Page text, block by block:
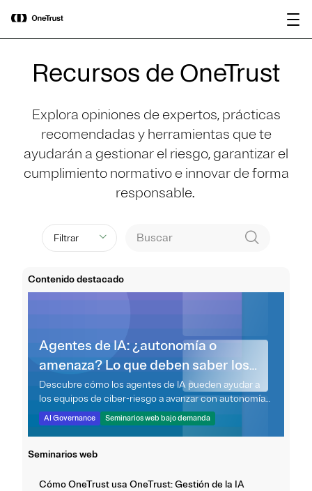
OneTrust nombrada Visionaria en el
Magic Quadrant™ de Gartner® 2026
para plataformas de gobernanza de IA.
Recursos de OneTrust
Explora opiniones de expertos, prácticas
recomendadas y herramientas que te
ayudarán a gestionar el riesgo, garantizar el
cumplimiento normativo e innovar de forma
responsable.
Filtrar
Contenido destacado
Agentes de IA: ¿autonomía o
amenaza? Lo que deben saber los
equipos de ciber-riesgo
Descubre cómo los agentes de IA pueden ayudar a
los equipos de ciber-riesgo a avanzar con autonomía
controlada y una gestión segura y transparente.
AI Governance Seminarios web bajo demanda
Seminarios web
Cómo OneTrust usa OneTrust: Gestión de la IA